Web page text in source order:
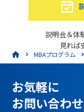
説明会＆体
見れば
MBAプログラム
お気軽に
お問い合わ